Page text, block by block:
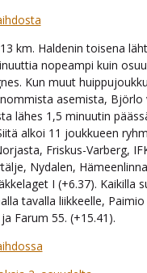
km. Haldenin toisena
nopeampi kuin
Kun muut
asemista, Björlo
lähes 1,5 minuutin
alkoi 11 joukkueen
Friskus-Varberg,
Nydalen,
I (+6.37). Kaikilla
tavalla liikkeelle, Paimio
Farum 55. (+15.41).